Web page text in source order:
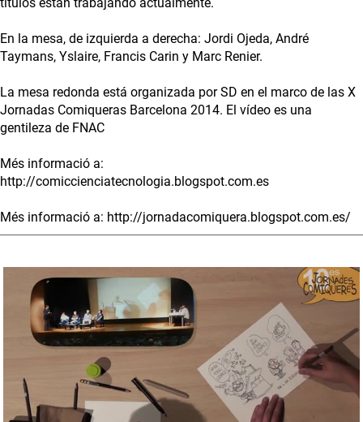
En la mesa, de izquierda a derecha: Jordi Ojeda, André
Taymans, Yslaire, Francis Carin y Marc Renier.
La mesa redonda está organizada por SD en el marco de las X
Jornadas Comiqueras Barcelona 2014. El vídeo es una
gentileza de FNAC
Més informació a:
http://comiccienciatecnologia.blogspot.com.es
Més informació a: http://jornadacomiquera.blogspot.com.es/